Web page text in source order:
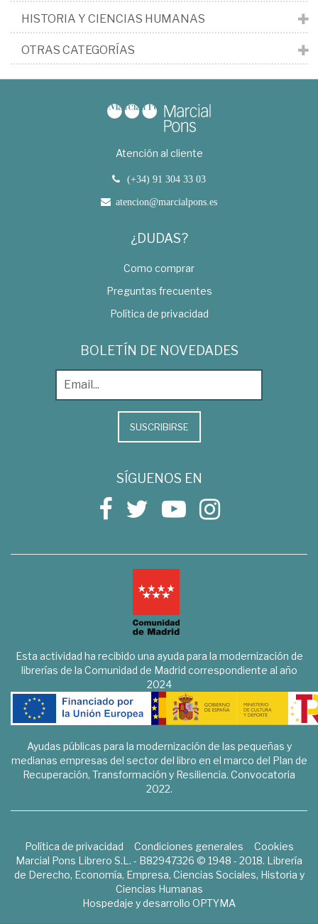
HISTORIA Y CIENCIAS HUMANAS
OTRAS CATEGORÍAS
Atención al cliente
(+34) 91 304 33 03
atencion@marcialpons.es
¿DUDAS?
Como comprar
Preguntas frecuentes
Política de privacidad
BOLETÍN DE NOVEDADES
SUSCRIBIRSE
SÍGUENOS EN
Esta actividad ha recibido una ayuda para la modernización de
librerías de la Comunidad de Madrid correspondiente al año
2024
Ayudas públicas para la modernización de las pequeñas y
medianas empresas del sector del libro en el marco del Plan de
Recuperación, Transformación y Resiliencia. Convocatoria
2022.
Política de privacidad Condiciones generales
Cookies
Marcial Pons Librero S.L. - B82947326 © 1948 - 2018. Librería
de Derecho, Economía, Empresa, Ciencias Sociales, Historia y
Ciencias Humanas
Hospedaje y desarrollo OPTYMA